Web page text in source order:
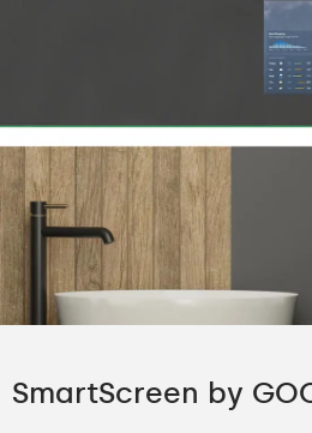
SmartScreen by